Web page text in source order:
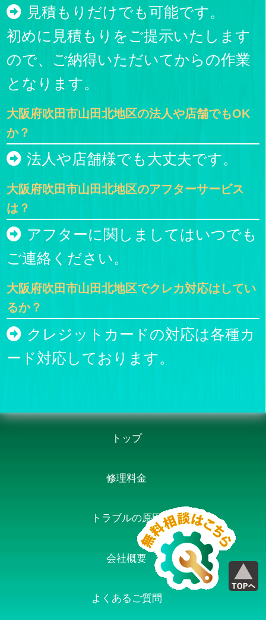
見積もりだけでも可能です。
初めに見積もりをご提示いたします
ので、ご納得いただいてからの作業
となります。
大阪府吹田市山田北地区の法人や店舗でもOK
か？
法人や店舗様でも大丈夫です。
大阪府吹田市山田北地区のアフターサービス
は？
アフターに関しましてはいつでも
ご連絡ください。
大阪府吹田市山田北地区でクレカ対応はしてい
るか？
クレジットカードの対応は各種カ
ード対応しております。
トップ
修理料金
トラブルの原因
会社概要
よくあるご質問